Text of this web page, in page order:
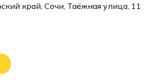
край, Сочи, Таёжная улица, 11